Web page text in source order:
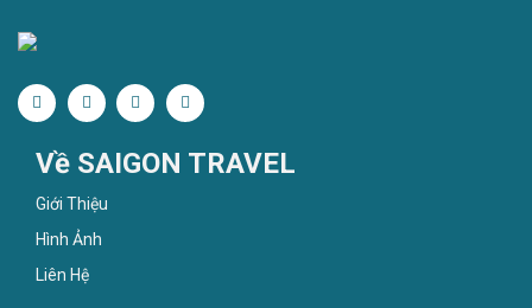
Về SAIGON TRAVEL
Giới Thiệu
Hình Ảnh
Liên Hệ